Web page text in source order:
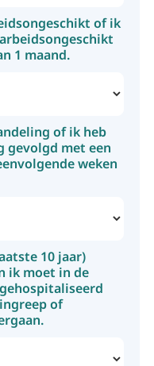
of ik
1 maand.
of ik heb
gevolgd met een
weken
10 jaar)
ik moet in de
of